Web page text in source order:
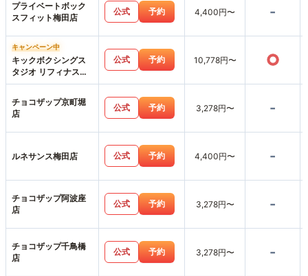
プライベートボック
スフィット梅田店
公式 予約 4,400円〜 -
キャンペーン中
キックボクシングス
タジオ リフィナス大
阪梅田店
公式 予約 10,778円〜 ○
チョコザップ京町堀
店
公式 予約 3,278円〜 -
ルネサンス梅田店 公式 予約 4,400円〜 -
チョコザップ阿波座
店
公式 予約 3,278円〜 -
チョコザップ千鳥橋
店
公式 予約 3,278円〜 -